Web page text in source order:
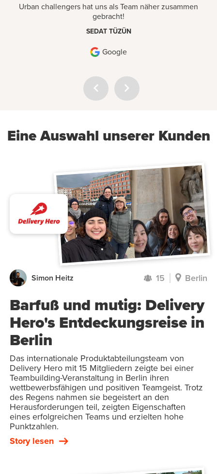
Urban challengers hat uns als Team näher zusammen
gebracht!
SEDAT TÜZÜN
Google
Eine Auswahl unserer Kunden
Simon Heitz 15 Berlin
Barfuß und mutig: Delivery
Hero's Entdeckungsreise in
Berlin
Das internationale Produktabteilungsteam von
Delivery Hero mit 15 Mitgliedern zeigte bei einer
Teambuilding-Veranstaltung in Berlin ihren
wettbewerbsfähigen und positiven Teamgeist. Trotz
des Regens nahmen sie begeistert an den
Herausforderungen teil, zeigten Eigenschaften
eines erfolgreichen Teams und erzielten hohe
Punktzahlen.
Story lesen